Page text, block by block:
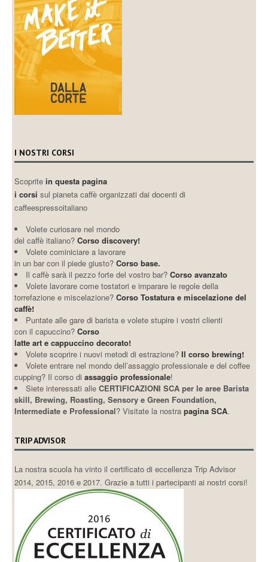
I NOSTRI CORSI
Scopritein questa pagina
i corsi sul pianeta caffè organizzati dai docenti di
caffeespressoitaliano
Volete curiosare nel mondo
del caffè italiano? Corso discovery!
Volete cominiciare a lavorare
in un bar con il piede giusto? Corso base.
Il caffè sarà il pezzo forte del vostro bar?Corso avanzato
Volete lavorare come tostatori e imparare le regole della
torrefazione e miscelazione?Corso Tostatura e miscelazione del
caffè!
Puntate alle gare di barista e volete stupire i vostri clienti
con il capuccino?Corso
latte art e cappuccino decorato!
Volete scoprire i nuovi metodi di estrazione?Il corso brewing!
Volete entrare nel mondo dell’assaggio professionale e del coffee
cupping? Il corso diassaggio professionale!
Siete interessati alleCERTIFICAZIONI SCA per le aree Barista
skill, Brewing, Roasting, Sensory e Green Foundation,
Intermediate e Professional? Visitate la nostrapagina SCA.
TRIP ADVISOR
La nostra scuola ha vinto il certificato di eccellenza Trip Advisor
2014, 2015, 2016 e 2017. Grazie a tutti i partecipanti ai nostri corsi!